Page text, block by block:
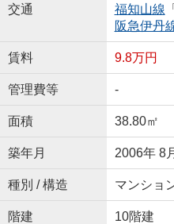
交通
福知山線 「
阪急伊丹
賃料 9.8万円
管理費等 -
面積 38.80㎡
築年月 2006年 8
種別 / 構造 マンショ
階建 10階建